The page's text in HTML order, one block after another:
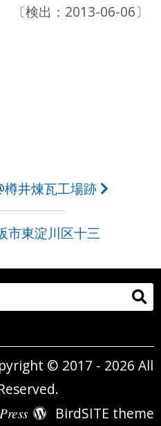
〔検出：2013-06-06〕
樽井煉瓦工場跡
市東淀川区十三
© 2017 - 2026 All
BirdSITE theme